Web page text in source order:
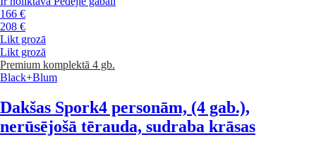
166 €
208 €
Likt grozā
Likt grozā
Premium komplektā 4 gb.
Black+Blum
Dakšas Spork4 personām, (4 gab.),
nerūsējošā tērauda, sudraba krāsas